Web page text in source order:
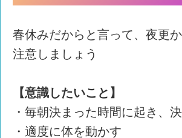
春休みだからと言って、夜更
注意しましょう
【意識したいこと】
・毎朝決まった時間に起き、
・適度に体を動かす